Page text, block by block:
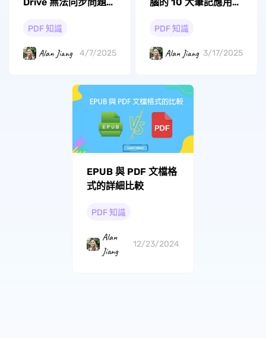
PDF 知識
Alan Jiang 4/7/2025
PDF 知識
Alan Jiang 3/17/2025
EPUB 與 PDF 文檔格
式的詳細比較
PDF 知識
Alan
Jiang
12/23/2024